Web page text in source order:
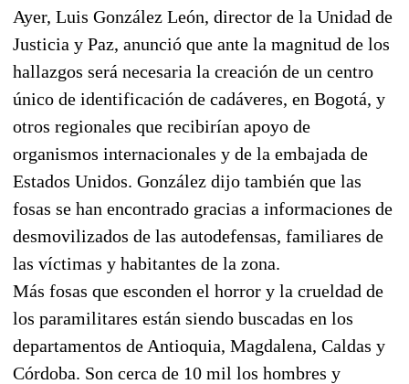
Ayer, Luis González León, director de la Unidad de
Justicia y Paz, anunció que ante la magnitud de los
hallazgos será necesaria la creación de un centro
único de identificación de cadáveres, en Bogotá, y
otros regionales que recibirían apoyo de
organismos internacionales y de la embajada de
Estados Unidos. González dijo también que las
fosas se han encontrado gracias a informaciones de
desmovilizados de las autodefensas, familiares de
las víctimas y habitantes de la zona.
Más fosas que esconden el horror y la crueldad de
los paramilitares están siendo buscadas en los
departamentos de Antioquia, Magdalena, Caldas y
Córdoba. Son cerca de 10 mil los hombres y